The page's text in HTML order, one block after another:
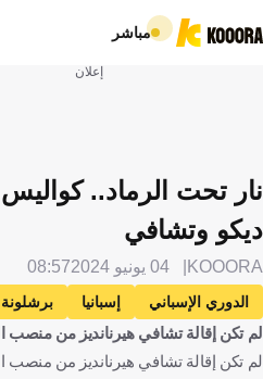
مباشر
إعلان
نار تحت الرماد..
ديكو وتشافي
KOOORA 04 يونيو 2024 08:57
الدوري الإسباني إسبانيا برشلونة
البرتغال
كرة قدم
لم تكن إقالة تشافي هيرنانديز من منصب
لم تكن إقالة تشافي هيرنانديز من منصب